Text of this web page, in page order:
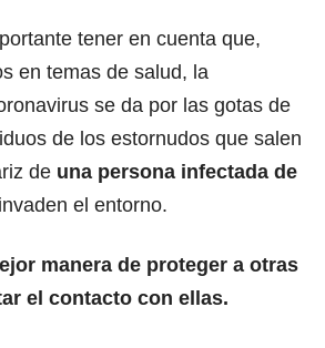
tener en cuenta que,
en temas de salud, la
se da por las gotas de
de los estornudos que salen
de una persona infectada de
el entorno.
manera de proteger a otras
el contacto con ellas.